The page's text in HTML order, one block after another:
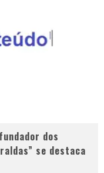
dos
se destaca